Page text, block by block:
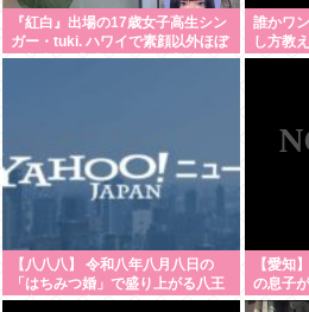
『紅白』出場の17歳女子高生シン
ガー・tuki. ハワイで素顔以外ほぼ
全部出し 「隠しきれない美貌」と
誰かワ
し方教
【八八八】 令和八年八月八日の
「はちみつ婚」で盛り上がる八王
子市や八戸市など「八」の付く自
【愛知
の息子
て溺れ